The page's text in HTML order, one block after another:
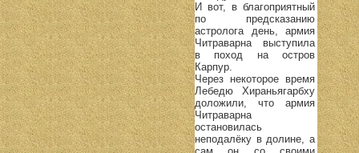
И вот, в благоприятный
по предсказанию
астролога день, армия
Читраварна выступила
в поход на остров
Карпур.
Через некоторое время
Лебедю Хираньягарбху
доложили, что армия
Читраварна
остановилась
неподалёку в долине, а